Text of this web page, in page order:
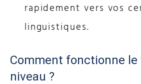
rapidement vers vos
linguistiques.
Comment fonctionne le
niveau ?